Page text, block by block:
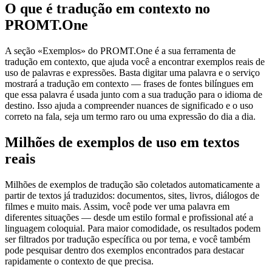
O que é tradução em contexto no
PROMT.One
A seção «Exemplos» do PROMT.One é a sua ferramenta de
tradução em contexto, que ajuda você a encontrar exemplos reais de
uso de palavras e expressões. Basta digitar uma palavra e o serviço
mostrará a tradução em contexto — frases de fontes bilíngues em
que essa palavra é usada junto com a sua tradução para o idioma de
destino. Isso ajuda a compreender nuances de significado e o uso
correto na fala, seja um termo raro ou uma expressão do dia a dia.
Milhões de exemplos de uso em textos
reais
Milhões de exemplos de tradução são coletados automaticamente a
partir de textos já traduzidos: documentos, sites, livros, diálogos de
filmes e muito mais. Assim, você pode ver uma palavra em
diferentes situações — desde um estilo formal e profissional até a
linguagem coloquial. Para maior comodidade, os resultados podem
ser filtrados por tradução específica ou por tema, e você também
pode pesquisar dentro dos exemplos encontrados para destacar
rapidamente o contexto de que precisa.